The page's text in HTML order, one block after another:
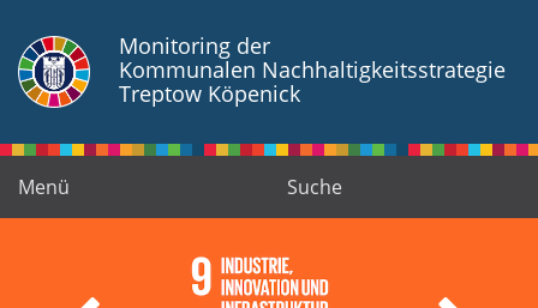
Monitoring der
Kommunalen Nachhaltigkeitsstrategie
Treptow Köpenick
Menü Suche